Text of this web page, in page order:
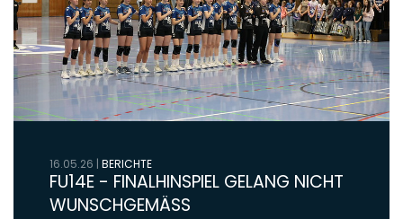
16.05.26 | BERICHTE
FU14E - FINALHINSPIEL GELANG NICHT
WUNSCHGEMÄSS